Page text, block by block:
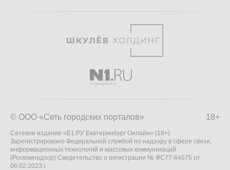
18+
© ООО «Сеть городских порталов»
Сетевое издание «Е1.РУ Екатеринбург Онлайн» (18+)
Зарегистрировано Федеральной службой по надзору в сфере связи,
информационных технологий и массовых коммуникаций
(Роскомнадзор) Свидетельство о регистрации № ФС77-84675 от
06.02.2023 г.